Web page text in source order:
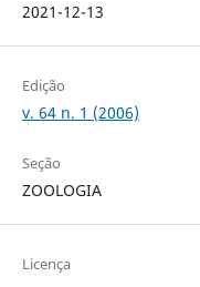
2021-12-13
Edição
v. 64 n. 1 (2006)
Seção
ZOOLOGIA
Licença